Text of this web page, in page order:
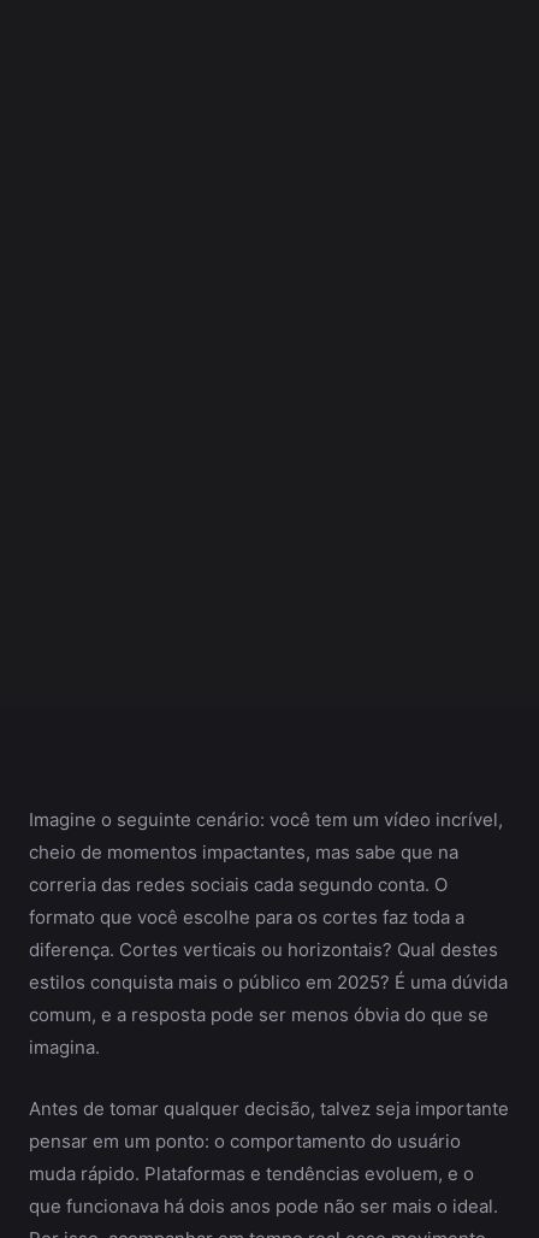
Imagine o seguinte cenário: você tem um vídeo incrível,
cheio de momentos impactantes, mas sabe que na
correria das redes sociais cada segundo conta. O
formato que você escolhe para os cortes faz toda a
diferença. Cortes verticais ou horizontais? Qual destes
estilos conquista mais o público em 2025? É uma dúvida
comum, e a resposta pode ser menos óbvia do que se
imagina.
Antes de tomar qualquer decisão, talvez seja importante
pensar em um ponto: o comportamento do usuário
muda rápido. Plataformas e tendências evoluem, e o
que funcionava há dois anos pode não ser mais o ideal.